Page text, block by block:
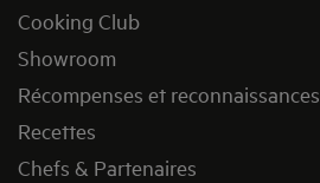
Cooking Club
Showroom
Récompenses et reconnaissances
Recettes
Chefs & Partenaires